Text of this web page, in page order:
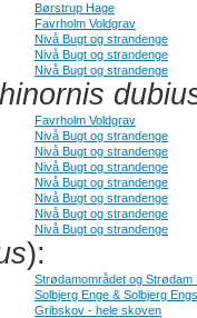
Børstrup Hage
Favrholm Voldgrav
Nivå Bugt og strandenge
Nivå Bugt og strandenge
Nivå Bugt og strandenge
Favrholm Voldgrav
Nivå Bugt og strandenge
Nivå Bugt og strandenge
Nivå Bugt og strandenge
Nivå Bugt og strandenge
Nivå Bugt og strandenge
Nivå Bugt og strandenge
Nivå Bugt og strandenge
):
Strødamområdet og Strødam
Solbjerg Enge & Solbjerg
Gribskov - hele skoven